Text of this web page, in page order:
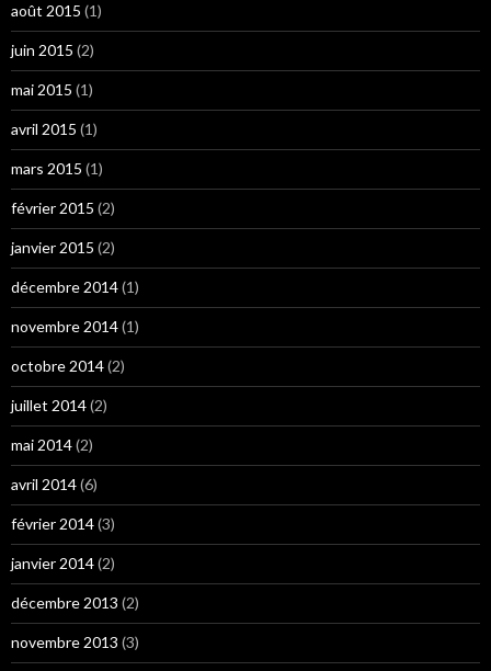
août 2015 (1)
juin 2015 (2)
mai 2015 (1)
avril 2015 (1)
mars 2015 (1)
février 2015 (2)
janvier 2015 (2)
décembre 2014(1)
novembre 2014(1)
octobre 2014(2)
juillet 2014(2)
mai 2014(2)
avril 2014(6)
février 2014(3)
janvier 2014(2)
décembre 2013 (2)
novembre 2013 (3)